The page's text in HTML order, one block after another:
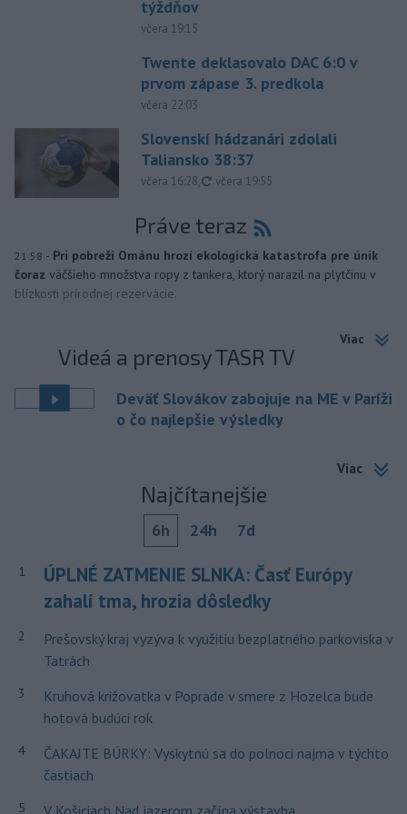
týždňov
včera 19:15
Twente deklasovalo DAC 6:0 v
prvom zápase 3. predkola
včera 22:03
Slovenskí hádzanári zdolali
Taliansko 38:37
včera 16:28, aktualizované
včera 19:55
Práve teraz
21:58 - Pri pobreží Ománu hrozí ekologická katastrofa pre únik
čoraz väčšieho množstva ropy z tankera, ktorý narazil na plytčinu v
blízkosti prírodnej rezervácie.
Viac
Videá a prenosy TASR TV
Deväť Slovákov zabojuje na ME v Paríži
o čo najlepšie výsledky
Viac
Najčítanejšie
6h 24h 7d
1
ÚPLNÉ ZATMENIE SLNKA: Časť Európy
zahalí tma, hrozia dôsledky
2
Prešovský kraj vyzýva k využitiu bezplatného parkoviska v
Tatrách
3
Kruhová križovatka v Poprade v smere z Hozelca bude
hotová budúci rok
4
ČAKAJTE BÚRKY: Vyskytnú sa do polnoci najmä v týchto
častiach
5 V Košiciach Nad jazerom začína výstavba